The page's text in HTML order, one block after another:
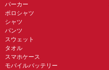
パーカー
ポロシャツ
シャツ
パンツ
スウェット
タオル
スマホケース
モバイルバッテリー